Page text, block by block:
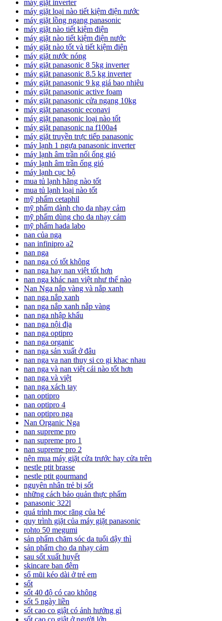
máy giặt inverter
máy giặt loại nào tiết kiệm điện nước
máy giặt lồng ngang panasonic
máy giặt nào tiết kiệm điện
máy giặt nào tiết kiệm điện nước
máy giặt nào tốt và tiết kiệm điện
máy giặt nước nóng
máy giặt panasonic 8 5kg inverter
máy giặt panasonic 8.5 kg inverter
máy giặt panasonic 9 kg giá bao nhiêu
máy giặt panasonic active foam
máy giặt panasonic cửa ngang 10kg
máy giặt panasonic econavi
máy giặt panasonic loại nào tốt
máy giặt panasonic na f100a4
máy giặt truyền trực tiếp panasonic
máy lạnh 1 ngựa panasonic inverter
máy lạnh âm trần nối ống gió
máy lạnh âm trần ống gió
máy lạnh cục bộ
mua tủ lạnh hãng nào tốt
mua tủ lạnh loại nào tốt
mỹ phẩm cetaphil
mỹ phẩm dành cho da nhạy cảm
mỹ phẩm dùng cho da nhạy cảm
mỹ phẩm hada labo
nan của nga
nan infinipro a2
nan nga
nan nga có tốt không
nan nga hay nan việt tốt hơn
nan nga khác nan việt như thế nào
Nan Nga nắp vàng và nắp xanh
nan nga nắp xanh
nan nga nắp xanh nắp vàng
nan nga nhập khẩu
nan nga nội địa
nan nga optipro
nan nga organic
nan nga sản xuất ở đâu
nan nga va nan thuy si co gi khac nhau
nan nga và nan việt cái nào tốt hơn
nan nga và việt
nan nga xách tay
nan optipro
nan optipro 4
nan optipro nga
Nan Organic Nga
nan supreme pro
nan supreme pro 1
nan supreme pro 2
nên mua máy giặt cửa trước hay cửa trên
nestle ptit brasse
nestle ptit gourmand
nguyên nhân trẻ bị sốt
những cách bảo quản thực phẩm
panasonic 322l
quá trình mọc răng của bé
quy trình giặt của máy giặt panasonic
rohto 50 megumi
sản phẩm chăm sóc da tuổi dậy thì
sản phẩm cho da nhạy cảm
sau sốt xuất huyết
skincare ban đêm
sổ mũi kéo dài ở trẻ em
sốt
sốt 40 độ có cao không
sốt 5 ngày liền
sốt cao co giật có ảnh hưởng gì